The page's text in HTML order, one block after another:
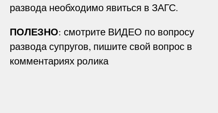
развода необходимо явиться в ЗАГС.
ПОЛЕЗНО: смотрите ВИДЕО по вопросу
развода супругов, пишите свой вопрос в
комментариях ролика